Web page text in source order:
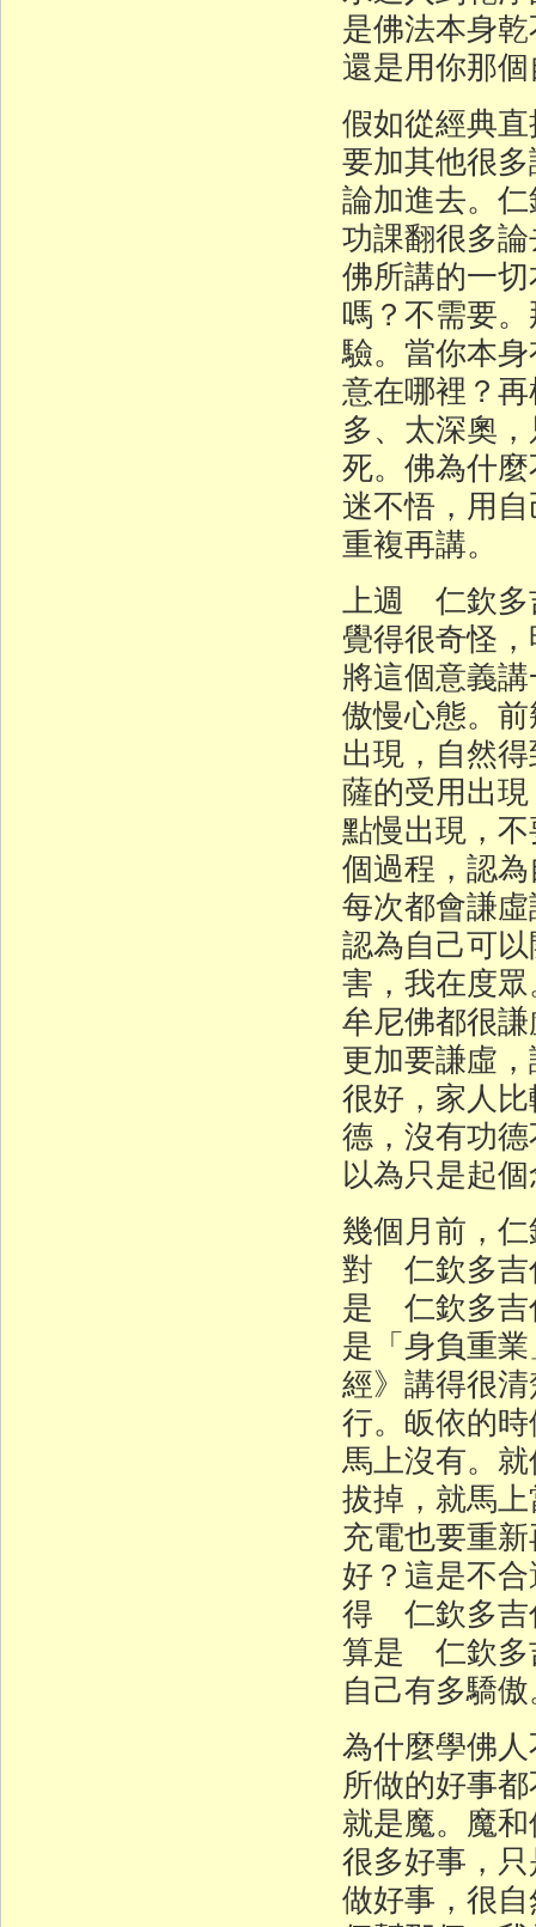
是佛法本身
還是用你那
假如從經典
要加其他很
論加進去。
功課翻很多
佛所講的一
嗎？不需要
驗。當你本
意在哪裡？
多、太深奧
死。佛為什
迷不悟，用
重複再講。
上週 仁欽多
覺得很奇怪
將這個意義
傲慢心態。
出現，自然
薩的受用出
點慢出現，
個過程，認
每次都會謙
認為自己可
害，我在度
牟尼佛都很
更加要謙虛
很好，家人
德，沒有功
以為只是起
幾個月前，
對 仁欽多吉
是 仁欽多吉
是「身負重
經》講得很
行。皈依的
馬上沒有。
拔掉，就馬
充電也要重
好？這是不
得 仁欽多吉
算是 仁欽多
自己有多驕
為什麼學佛
所做的好事
就是魔。魔
很多好事，
做好事，很